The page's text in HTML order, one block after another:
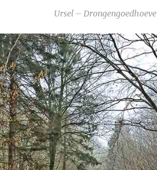
Ursel – Drongengoedhoeve